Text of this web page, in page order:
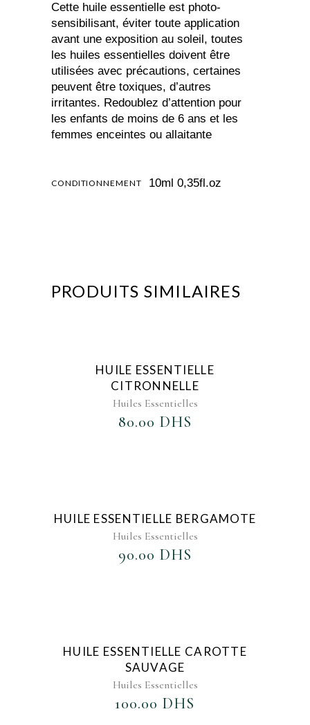
Cette huile essentielle est photo-
sensibilisant, éviter toute application
avant une exposition au soleil, toutes
les huiles essentielles doivent être
utilisées avec précautions, certaines
peuvent être toxiques, d’autres
irritantes. Redoublez d’attention pour
les enfants de moins de 6 ans et les
femmes enceintes ou allaitante
CONDITIONNEMENT 10ml 0,35fl.oz
PRODUITS SIMILAIRES
HUILE ESSENTIELLE
CITRONNELLE
Huiles Essentielles
80.00 DHS
HUILE ESSENTIELLE BERGAMOTE
Huiles Essentielles
90.00 DHS
HUILE ESSENTIELLE CAROTTE
SAUVAGE
Huiles Essentielles
100.00 DHS